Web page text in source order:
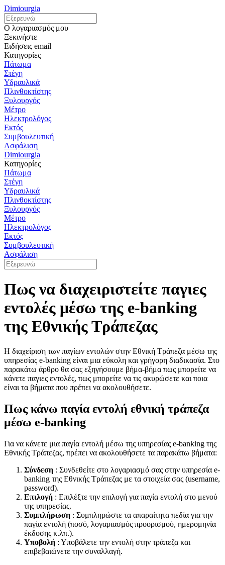
Dimiourgia
Ο λογαριασμός μου
Ξεκινήστε
Ειδήσεις email
Κατηγορίες
Πάτωμα
Στέγη
Υδραυλικά
Πλινθοκτίστης
Ξυλουργός
Μέτρο
Ηλεκτρολόγος
Εκτός
Συμβουλευτική
Ασφάλιση
Dimiourgia
Κατηγορίες
Πάτωμα
Στέγη
Υδραυλικά
Πλινθοκτίστης
Ξυλουργός
Μέτρο
Ηλεκτρολόγος
Εκτός
Συμβουλευτική
Ασφάλιση
Πως να διαχειριστείτε παγιες
εντολές μέσω της e-banking
της Εθνικής Τράπεζας
Η διαχείριση των παγίων εντολών στην Εθνική Τράπεζα μέσω της
υπηρεσίας e-banking είναι μια εύκολη και γρήγορη διαδικασία. Στο
παρακάτω άρθρο θα σας εξηγήσουμε βήμα-βήμα πως μπορείτε να
κάνετε παγιες εντολές, πως μπορείτε να τις ακυρώσετε και ποια
είναι τα βήματα που πρέπει να ακολουθήσετε.
Πως κάνω παγία εντολή εθνική τράπεζα
μέσω e-banking
Για να κάνετε μια παγία εντολή μέσω της υπηρεσίας e-banking της
Εθνικής Τράπεζας, πρέπει να ακολουθήσετε τα παρακάτω βήματα:
Σύνδεση : Συνδεθείτε στο λογαριασμό σας στην υπηρεσία e-
banking της Εθνικής Τράπεζας με τα στοιχεία σας (username,
password).
Επιλογή : Επιλέξτε την επιλογή για παγία εντολή στο μενού
της υπηρεσίας.
Συμπλήρωση : Συμπληρώστε τα απαραίτητα πεδία για την
παγία εντολή (ποσό, λογαριασμός προορισμού, ημερομηνία
έκδοσης κ.λπ.).
Υποβολή : Υποβάλετε την εντολή στην τράπεζα και
επιβεβαιώνετε την συναλλαγή.